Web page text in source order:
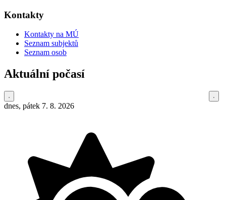
Kontakty
Kontakty na MÚ
Seznam subjektů
Seznam osob
Aktuální počasí
dnes, pátek 7. 8. 2026